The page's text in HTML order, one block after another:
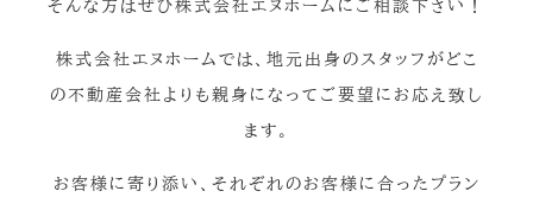
そんな方はぜひ株式会社エヌホームにご相談下さい！
株式会社エヌホームでは、地元出身のスタッフがどこ
の不動産会社よりも親身になってご要望にお応え致し
ます。
お客様に寄り添い、それぞれのお客様に合ったプラン